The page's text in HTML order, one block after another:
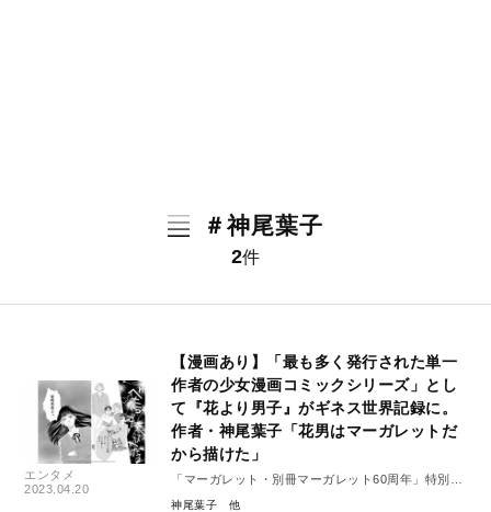
＃神尾葉子
2件
エンタメ
2023.04.20
【漫画あり】「最も多く発行された単一
作者の少女漫画コミックシリーズ」とし
て『花より男子』がギネス世界記録に。
作者・神尾葉子「花男はマーガレットだ
から描けた」
「マーガレット・別冊マーガレット60周年」特別イ
ンタビュー#1（後編）
神尾葉子